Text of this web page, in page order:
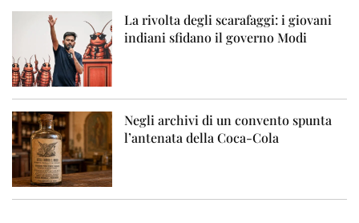
La rivolta degli scarafaggi: i giovani
indiani sfidano il governo Modi
Negli archivi di un convento spunta
l’antenata della Coca-Cola